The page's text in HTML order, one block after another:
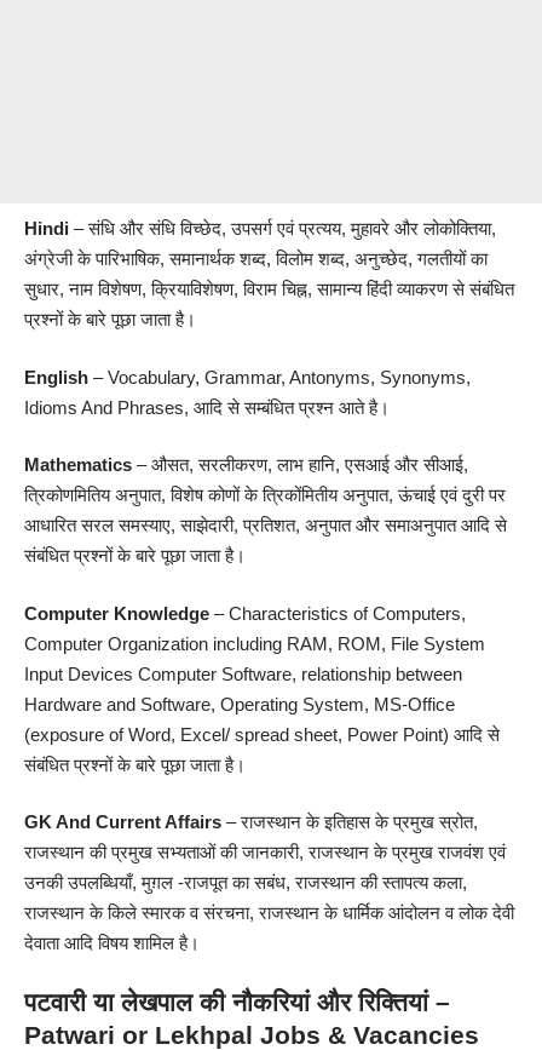
Hindi – संधि और संधि विच्छेद, उपसर्ग एवं प्रत्यय, मुहावरे और लोकोक्तिया,
अंग्रेजी के पारिभाषिक, समानार्थक शब्द, विलोम शब्द, अनुच्छेद, गलतीयों का
सुधार, नाम विशेषण, क्रियाविशेषण, विराम चिह्न, सामान्य हिंदी व्याकरण से संबंधित
प्रश्नों के बारे पूछा जाता है।
English – Vocabulary, Grammar, Antonyms, Synonyms,
Idioms And Phrases, आदि से सम्बंधित प्रश्न आते है।
Mathematics – औसत, सरलीकरण, लाभ हानि, एसआई और सीआई,
त्रिकोणमितिय अनुपात, विशेष कोणों के त्रिकोंमितीय अनुपात, ऊंचाई एवं दुरी पर
आधारित सरल समस्याए, साझेदारी, प्रतिशत, अनुपात और समाअनुपात आदि से
संबंधित प्रश्नों के बारे पूछा जाता है।
Computer Knowledge – Characteristics of Computers,
Computer Organization including RAM, ROM, File System
Input Devices Computer Software, relationship between
Hardware and Software, Operating System, MS-Office
(exposure of Word, Excel/ spread sheet, Power Point) आदि से
संबंधित प्रश्नों के बारे पूछा जाता है।
GK And Current Affairs – राजस्थान के इतिहास के प्रमुख स्रोत,
राजस्थान की प्रमुख सभ्यताओं की जानकारी, राजस्थान के प्रमुख राजवंश एवं
उनकी उपलब्धियाँ, मुग़ल -राजपूत का सबंध, राजस्थान की स्तापत्य कला,
राजस्थान के किले स्मारक व संरचना, राजस्थान के धार्मिक आंदोलन व लोक देवी
देवाता आदि विषय शामिल है।
पटवारी या लेखपालकीनौकरियां और रिक्तियां –
Patwari or Lekhpal Jobs & Vacancies